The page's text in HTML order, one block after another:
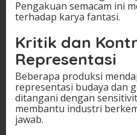
Pengakuan semacam ini
terhadap karya fantasi.
Kritik dan
Representasi
Beberapa produksi
representasi budaya dan
ditangani dengan
membantu industri
jawab.